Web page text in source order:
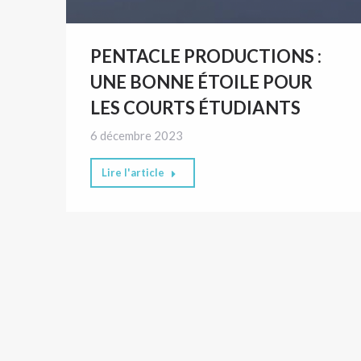
PENTACLE PRODUCTIONS :
UNE BONNE ÉTOILE POUR
LES COURTS ÉTUDIANTS
6 décembre 2023
Lire l'article